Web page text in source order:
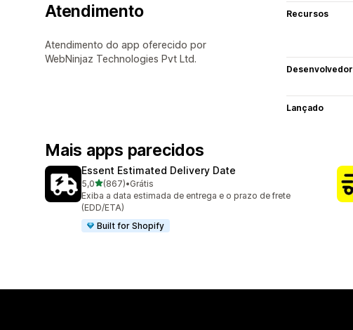
Atendimento
Atendimento do app oferecido por
WebNinjaz Technologies Pvt Ltd.
Recursos
Desenvolvedor
Lançado
Mais apps parecidos
Essent Estimated Delivery Date
5,0de 5 estrelas
(867)
867 avaliações ao todo
•Grátis
Exiba a data estimada de entrega e o prazo de frete
(EDD/ETA)
Built for Shopify